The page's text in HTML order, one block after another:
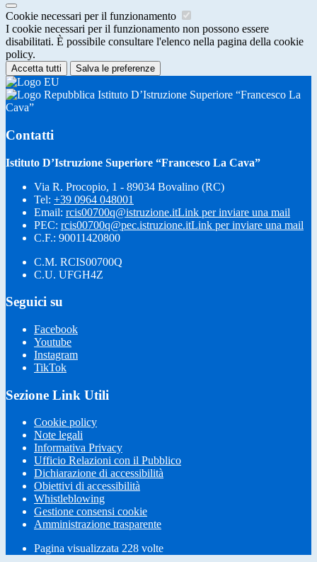
Cookie necessari per il funzionamento
I cookie necessari per il funzionamento non possono essere
disabilitati. È possibile consultare l'elenco nella pagina della cookie
policy.
Accetta tutti Salva le preferenze
Istituto D’Istruzione Superiore “Francesco La
Cava”
Contatti
Istituto D’Istruzione Superiore “Francesco La Cava”
Via R. Procopio, 1 - 89034 Bovalino (RC)
Tel: +39 0964 048001
Email: rcis00700q@istruzione.itLink per inviare una mail
PEC: rcis00700q@pec.istruzione.itLink per inviare una mail
C.F.: 90011420800
C.M. RCIS00700Q
C.U. UFGH4Z
Seguici su
Facebook
Youtube
Instagram
TikTok
Sezione Link Utili
Cookie policy
Note legali
Informativa Privacy
Ufficio Relazioni con il Pubblico
Dichiarazione di accessibilità
Obiettivi di accessibilità
Whistleblowing
Gestione consensi cookie
Amministrazione trasparente
Pagina visualizzata 228 volte